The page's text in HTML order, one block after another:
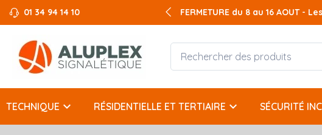
01 34 94 14 10 FERMETURE du 8 au 16 AOUT
TECHNIQUE keyboard_arrow_down RÉSIDENTIELLE ET TERTIAIRE keyboard_arrow_down SÉCURITÉ